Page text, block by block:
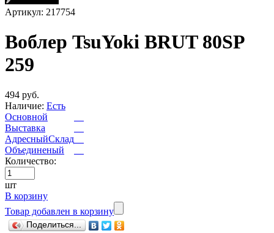
Артикул: 217754
Воблер TsuYoki BRUT 80SP
259
494 руб.
Наличие: Есть
Основной
Выставка
АдресныйСклад
Объединеный
Количество:
шт
В корзину
Товар добавлен в корзину
Поделиться...